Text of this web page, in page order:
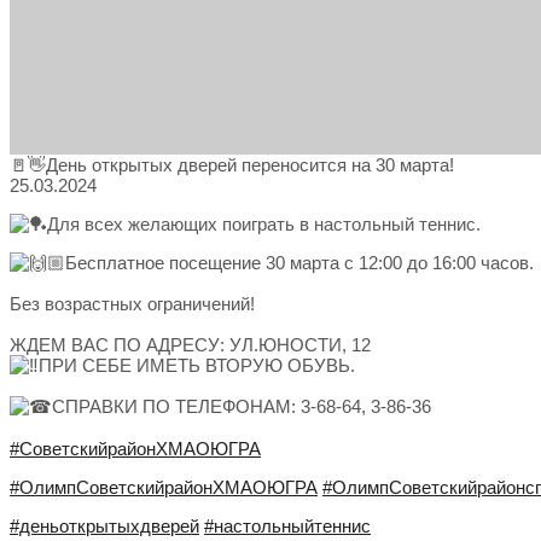
🚪👋День открытых дверей переносится на 30 марта!
25.03.2024
Для всех желающих поиграть в настольный теннис.
Бесплатное посещение 30 марта с 12:00 до 16:00 часов.
Без возрастных ограничений!
ЖДЕМ ВАС ПО АДРЕСУ: УЛ.ЮНОСТИ, 12
ПРИ СЕБЕ ИМЕТЬ ВТОРУЮ ОБУВЬ.
СПРАВКИ ПО ТЕЛЕФОНАМ: 3-68-64, 3-86-36
#СоветскийрайонХМАОЮГРА
#ОлимпСоветскийрайонХМАОЮГРА
#деньоткрытыхдверей #настольныйтеннис